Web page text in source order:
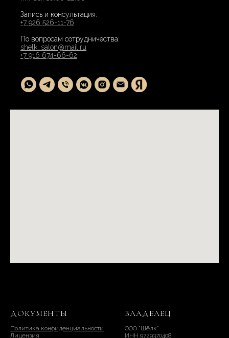
Запись и консультация:
+7 926 526-11-76
По вопросам сотрудничества:
shelk_salon@mail.ru
+7 916 674-66-62
ДОКУМЕНТЫ
Политика конфиденциальности
Лицензия
ВЛАДЕЛЕЦ
ООО "Шёлк"
ИНН 9729370408